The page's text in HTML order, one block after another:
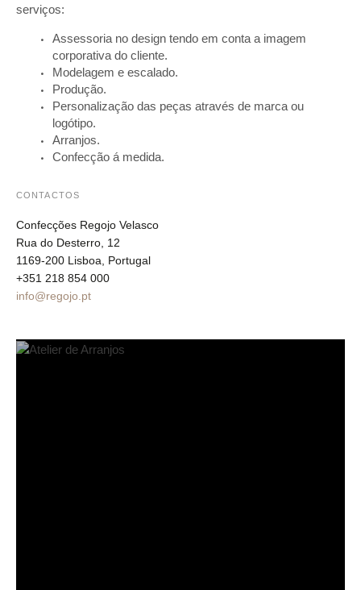
CONTACTOS
Confecções Regojo Velasco
Rua do Desterro, 12
1169-200 Lisboa, Portugal
+351 218 854 000
info@regojo.pt
serviços:
Assessoria no design tendo em conta a imagem
corporativa do cliente.
Modelagem e escalado.
Produção.
Personalização das peças através de marca ou
logótipo.
Arranjos.
Confecção á medida.